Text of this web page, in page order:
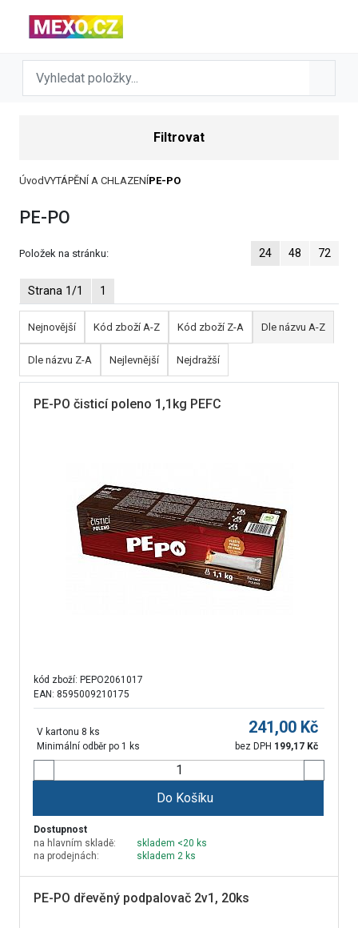
Filtrovat
ÚvodVYTÁPĚNÍ A CHLAZENÍPE-PO
PE-PO
Položek na stránku: 24 48 72
Strana 1/1 1
Nejnovější Kód zboží A-Z Kód zboží Z-A Dle názvu A-Z
Dle názvu Z-A Nejlevnější Nejdražší
PE-PO čisticí poleno 1,1kg PEFC
kód zboží: PEPO2061017
EAN: 8595009210175
V kartonu 8 ks
Minimální odběr po 1 ks
241,00 Kč
bez DPH 199,17 Kč
Do Košíku
Dostupnost
na hlavním skladě:
skladem <20 ks
na prodejnách:
skladem 2 ks
PE-PO dřevěný podpalovač 2v1, 20ks